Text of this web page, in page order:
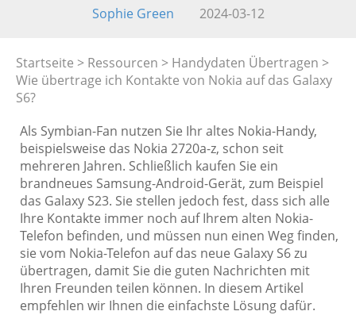
Sophie Green 2024-03-12
Startseite > Ressourcen > Handydaten Übertragen >
Wie übertrage ich Kontakte von Nokia auf das Galaxy
S6?
Als Symbian-Fan nutzen Sie Ihr altes Nokia-Handy,
beispielsweise das Nokia 2720a-z, schon seit
mehreren Jahren. Schließlich kaufen Sie ein
brandneues Samsung-Android-Gerät, zum Beispiel
das Galaxy S23. Sie stellen jedoch fest, dass sich alle
Ihre Kontakte immer noch auf Ihrem alten Nokia-
Telefon befinden, und müssen nun einen Weg finden,
sie vom Nokia-Telefon auf das neue Galaxy S6 zu
übertragen, damit Sie die guten Nachrichten mit
Ihren Freunden teilen können. In diesem Artikel
empfehlen wir Ihnen die einfachste Lösung dafür.